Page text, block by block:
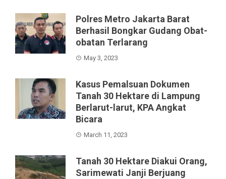
Polres Metro Jakarta Barat
Berhasil Bongkar Gudang Obat-
obatan Terlarang
May 3, 2023
Kasus Pemalsuan Dokumen
Tanah 30 Hektare di Lampung
Berlarut-larut, KPA Angkat
Bicara
March 11, 2023
Tanah 30 Hektare Diakui Orang,
Sarimewati Janji Berjuang